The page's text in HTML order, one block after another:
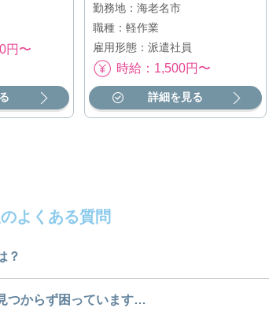
円〜
勤務地：海老名市
職種：軽作業
雇用形態：派遣社員
時給：1,500円〜
詳細を見る
よくある質問
？
1件です。どのような求人があるかぜひ
つからず困っています…